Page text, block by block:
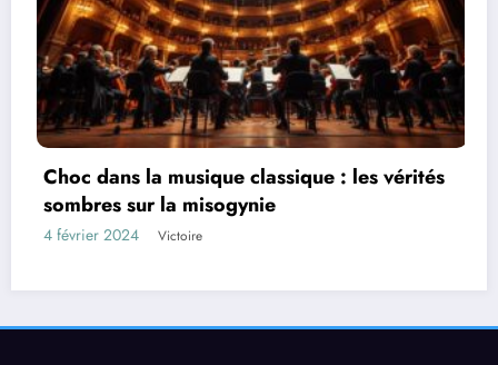
dans la musique classique : les vérités
sur la misogynie
2024 Victoire